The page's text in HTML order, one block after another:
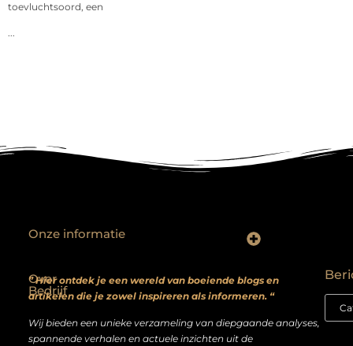
toevluchtsoord, een
Over
Bedrijf
” Hier ontdek je een wereld van boeiende blogs en
artikelen die je zowel inspireren als informeren. “
Wij bieden een unieke verzameling van diepgaande analyses,
spannende verhalen en actuele inzichten uit de
Onze informatie